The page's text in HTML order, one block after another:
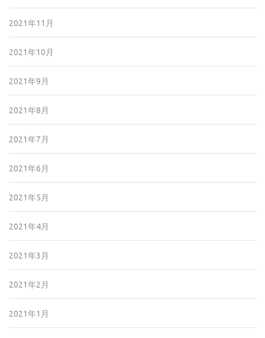
2021年11月
2021年10月
2021年9月
2021年8月
2021年7月
2021年6月
2021年5月
2021年4月
2021年3月
2021年2月
2021年1月